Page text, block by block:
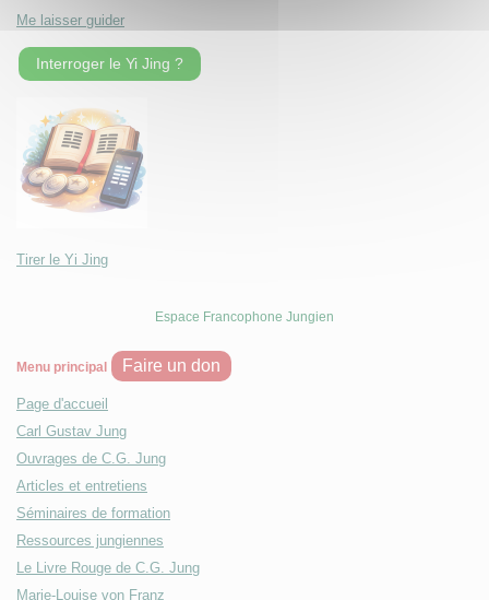
Me laisser guider
Interroger le Yi Jing ?
Tirer le Yi Jing
Espace Francophone Jungien
Menu principal Faire un don
Page d'accueil
Carl Gustav Jung
Ouvrages de C.G. Jung
Articles et entretiens
Séminaires de formation
Ressources jungiennes
Le Livre Rouge de C.G. Jung
Marie-Louise von Franz